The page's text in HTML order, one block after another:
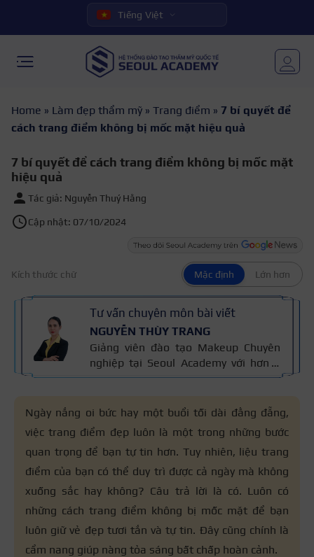
Tiếng Việt
Home » Làm đẹp thẩm mỹ » Trang điểm » 7 bí quyết để
cách trang điểm không bị mốc mặt hiệu quả
7 bí quyết để cách trang điểm không bị mốc mặt
hiệu quả
Tác giả: Nguyễn Thuý Hằng
Cập nhật: 07/10/2024
Kích thước chữ Mặc định Lớn hơn
Tư vấn chuyên môn bài viết
NGUYỄN THÙY TRANG
Giảng viên đào tạo Makeup Chuyên
nghiệp tại Seoul Academy với hơn 5
năm kinh nghiệm đào tạo, đã giảng
trang điểm. Đào tạo makeup cá nhân,
cô dâu, sự kiện, thời trang – chụp ảnh
và thiết kế layout trang điểm theo
khuôn mặt. Bài viết được biên soạn
dựa trên giáo trình makeup và kinh
nghiệm giảng dạy.
Ngày nắng oi bức hay một buổi tối dài đằng đẵng,
việc trang điểm đẹp luôn là một trong những bước
quan trọng để bạn tự tin hơn. Tuy nhiên, liệu trang
điểm của bạn có thể duy trì được cả ngày mà không
xuống sắc hay không? Câu trả lời là có. Luôn có
những cách trang điểm không bị mốc mặt để bạn
luôn giữ vẻ đẹp tươi tắn và tự tin. Đây cũng chính là
cẩm nang giúp nàng tỏa sáng bất chấp hoàn cảnh.